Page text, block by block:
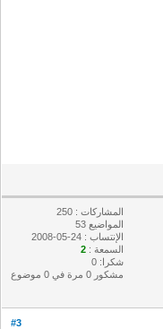
المشاركات : 250
المواضيع 53
الإنتساب : 24-05-2008
السمعة :2
شكرا: 0
مشكور 0 مرة في 0 موضوع
#3